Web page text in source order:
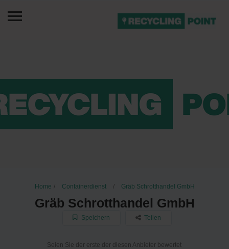
Home Containerdienst Gräb Schrotthandel GmbH
Gräb Schrotthandel GmbH
Speichern Teilen
Seien Sie der erste der diesen Anbieter bewertet